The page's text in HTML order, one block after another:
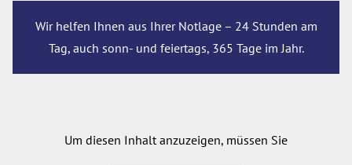
Wir helfen Ihnen aus Ihrer Notlage – 24 Stunden am
Tag, auch sonn- und feiertags, 365 Tage im Jahr.
Um diesen Inhalt anzuzeigen, müssen Sie